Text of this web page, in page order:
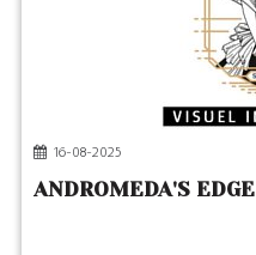
16-08-2025
ANDROMEDA'S EDGE